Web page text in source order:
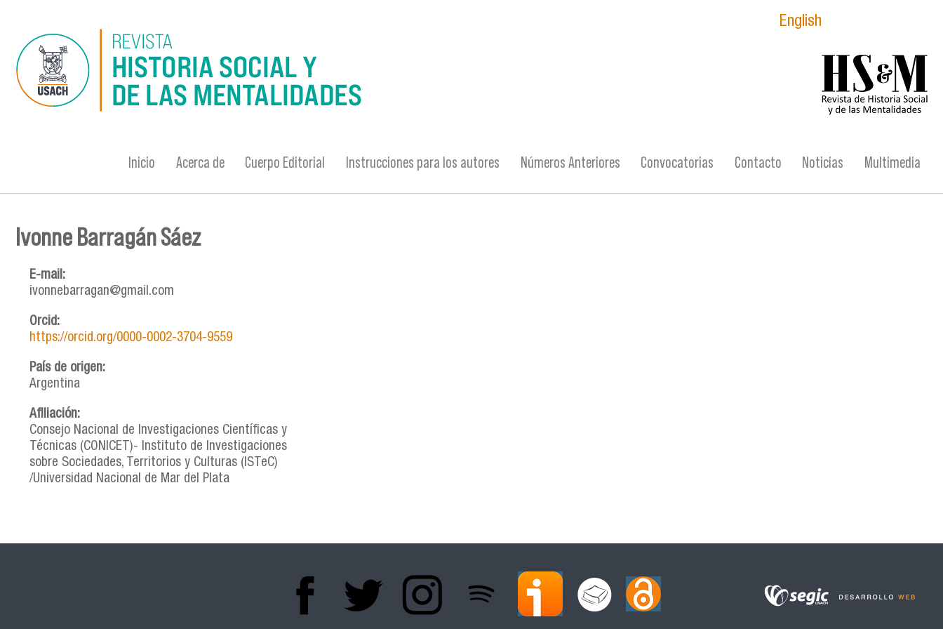
English
Inicio Acerca de Cuerpo Editorial Instrucciones para los autores Números Anteriores Convocatorias Contacto Noticias Multimedia
Se encuentra usted aquí
Ivonne Barragán Sáez
E-mail:
ivonnebarragan@gmail.com
Orcid:
https://orcid.org/0000-0002-3704-9559
País de origen:
Argentina
Afiliación:
Consejo Nacional de Investigaciones Científicas y
Técnicas (CONICET)- Instituto de Investigaciones
sobre Sociedades, Territorios y Culturas (ISTeC)
/Universidad Nacional de Mar del Plata